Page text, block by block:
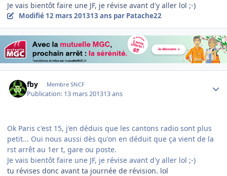
Je vais bientôt faire une JF, je révise avant d'y aller lol ;-)
Modifié 12 mars 201313 ans par Patache22
fby Membre SNCF
Publication: 13 mars 201313 ans
Ok Paris c'est 15, j'en déduis que les cantons radio sont plus
petit... Oui nous aussi dès qu'on en déduit que ça vient de la
rst arrêt au 1er t, gare ou poste.
Je vais bientôt faire une JF, je révise avant d'y aller lol ;-)
tu révises donc avant ta journée de révision. lol